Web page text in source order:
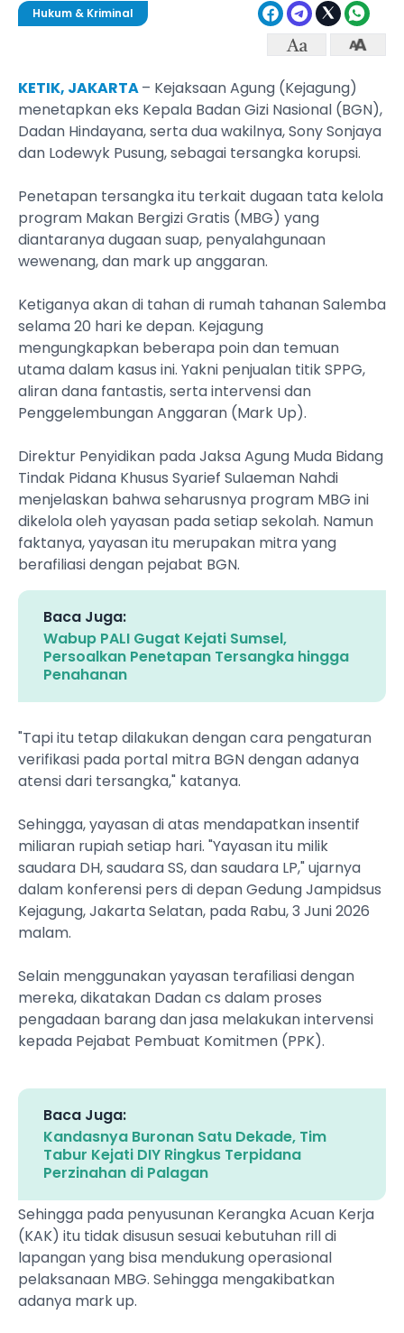
Hukum & Kriminal
KETIK, JAKARTA– Kejaksaan Agung (Kejagung)
menetapkan eks Kepala Badan Gizi Nasional (BGN),
Dadan Hindayana, serta dua wakilnya, Sony Sonjaya
dan Lodewyk Pusung, sebagai tersangka korupsi.
Penetapan tersangka itu terkait dugaan tata kelola
program Makan Bergizi Gratis (MBG) yang
diantaranya dugaan suap, penyalahgunaan
wewenang, dan mark up anggaran.
Ketiganya akan di tahan di rumah tahanan Salemba
selama 20 hari ke depan. Kejagung
mengungkapkan beberapa poin dan temuan
utama dalam kasus ini. Yakni penjualan titik SPPG,
aliran dana fantastis, serta intervensi dan
Penggelembungan Anggaran (Mark Up).
Direktur Penyidikan pada Jaksa Agung Muda Bidang
Tindak Pidana Khusus Syarief Sulaeman Nahdi
menjelaskan bahwa seharusnya program MBG ini
dikelola oleh yayasan pada setiap sekolah. Namun
faktanya, yayasan itu merupakan mitra yang
berafiliasi dengan pejabat BGN.
Baca Juga:
Wabup PALI Gugat Kejati Sumsel,
Persoalkan Penetapan Tersangka hingga
Penahanan
"Tapi itu tetap dilakukan dengan cara pengaturan
verifikasi pada portal mitra BGN dengan adanya
atensi dari tersangka," katanya.
Sehingga, yayasan di atas mendapatkan insentif
miliaran rupiah setiap hari. "Yayasan itu milik
saudara DH, saudara SS, dan saudara LP," ujarnya
dalam konferensi pers di depan Gedung Jampidsus
Kejagung, Jakarta Selatan, pada Rabu, 3 Juni 2026
malam.
Selain menggunakan yayasan terafiliasi dengan
mereka, dikatakan Dadan cs dalam proses
pengadaan barang dan jasa melakukan intervensi
kepada Pejabat Pembuat Komitmen (PPK).
Baca Juga:
Kandasnya Buronan Satu Dekade, Tim
Tabur Kejati DIY Ringkus Terpidana
Perzinahan di Palagan
Sehingga pada penyusunan Kerangka Acuan Kerja
(KAK) itu tidak disusun sesuai kebutuhan rill di
lapangan yang bisa mendukung operasional
pelaksanaan MBG. Sehingga mengakibatkan
adanya mark up.